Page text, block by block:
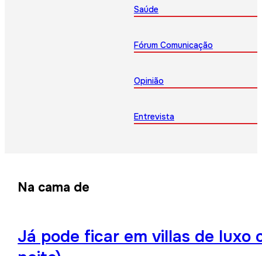
Saúde
Fórum Comunicação
Opinião
Entrevista
Na cama de
Já pode ficar em villas de luxo